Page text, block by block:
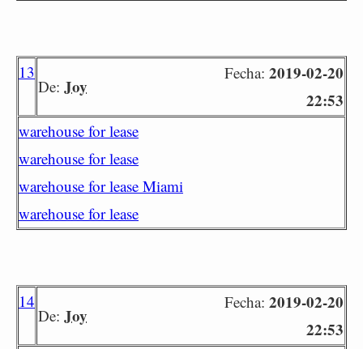
13
De: Joy
Fecha: 2019-02-20
22:53
warehouse for lease
warehouse for lease
warehouse for lease Miami
warehouse for lease
14
De: Joy
Fecha: 2019-02-20
22:53